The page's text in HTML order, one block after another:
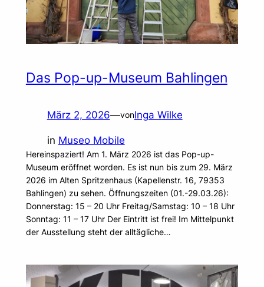
Das Pop-up-Museum Bahlingen
März 2, 2026—vonInga Wilke
in Museo Mobile
Hereinspaziert! Am 1. März 2026 ist das Pop-up-
Museum eröffnet worden. Es ist nun bis zum 29. März
2026 im Alten Spritzenhaus (Kapellenstr. 16, 79353
Bahlingen) zu sehen. Öffnungszeiten (01.-29.03.26):
Donnerstag: 15 – 20 Uhr Freitag/Samstag: 10 – 18 Uhr
Sonntag: 11 – 17 Uhr Der Eintritt ist frei! Im Mittelpunkt
der Ausstellung steht der alltägliche…